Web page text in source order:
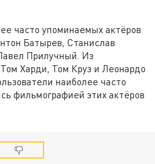
часто упоминаемых актёров
Батырев, Станислав
Прилучный. Из
Харди, Том Круз и Леонардо
наиболее часто
фильмографией этих актёров